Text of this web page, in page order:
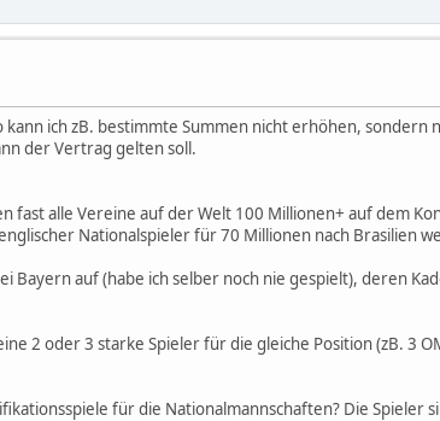
ich zB. bestimmte Summen nicht erhöhen,
der Vertrag gelten soll.
fast alle Vereine auf der Welt 100 Millionen+ auf dem
Nationalspieler für 70 Millionen nach Brasilien
auf (habe ich selber noch nie gespielt), deren
2 oder 3 starke Spieler für die gleiche Position (zB. 3
für die Nationalmannschaften? Die Spieler